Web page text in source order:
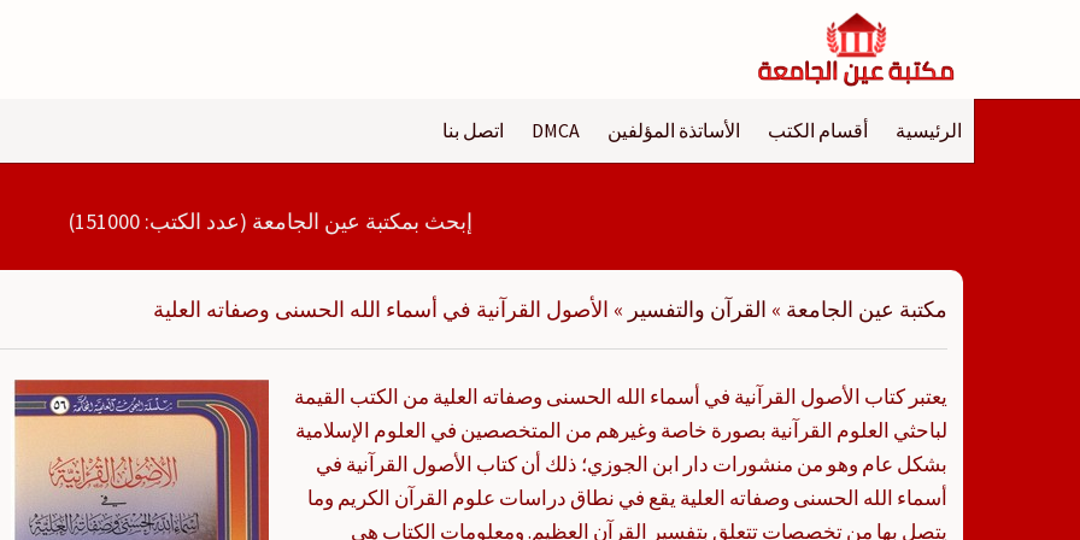
الرئيسية أقسام الكتب الأساتذة المؤلفين DMCA اتصل بنا
إبحث بمكتبة عين الجامعة (عدد الكتب: 151000)
مكتبة عين الجامعة » القرآن والتفسير » الأصول القرآنية في أسماء الله الحسنى وصفاته العلية
يعتبر كتاب الأصول القرآنية في أسماء الله الحسنى وصفاته العلية من الكتب القيمة
لباحثي العلوم القرآنية بصورة خاصة وغيرهم من المتخصصين في العلوم الإسلامية
بشكل عام وهو من منشورات دار ابن الجوزي؛ ذلك أن كتاب الأصول القرآنية في
أسماء الله الحسنى وصفاته العلية يقع في نطاق دراسات علوم القرآن الكريم وما
يتصل بها من تخصصات تتعلق بتفسير القرآن العظيم. ومعلومات الكتاب هي